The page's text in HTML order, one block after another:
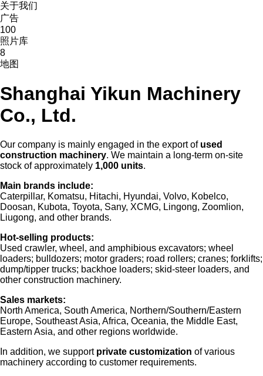
关于我们
广告
100
照片库
8
地图
Shanghai Yikun Machinery
Co., Ltd.
Our company is mainly engaged in the export of used
construction machinery. We maintain a long-term on-site
stock of approximately 1,000 units.
Main brands include:
Caterpillar, Komatsu, Hitachi, Hyundai, Volvo, Kobelco,
Doosan, Kubota, Toyota, Sany, XCMG, Lingong, Zoomlion,
Liugong, and other brands.
Hot-selling products:
Used crawler, wheel, and amphibious excavators; wheel
loaders; bulldozers; motor graders; road rollers; cranes; forklifts;
dump/tipper trucks; backhoe loaders; skid-steer loaders, and
other construction machinery.
Sales markets:
North America, South America, Northern/Southern/Eastern
Europe, Southeast Asia, Africa, Oceania, the Middle East,
Eastern Asia, and other regions worldwide.
In addition, we support private customization of various
machinery according to customer requirements.